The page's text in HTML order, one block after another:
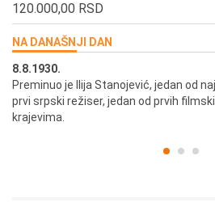
120.000,00 RSD
NA DANAŠNJI DAN
8.8.1930.
Preminuo je Ilija Stanojević, jedan od
prvi srpski režiser, jedan od prvih
krajevima.